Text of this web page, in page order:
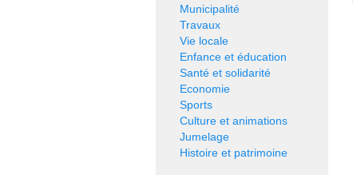
Municipalité
Travaux
Vie locale
Enfance et éducation
Santé et solidarité
Economie
Sports
Culture et animations
Jumelage
Histoire et patrimoine